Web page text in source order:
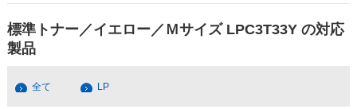
標準トナー／イエロー／Ｍサイズ LPC3T33Y の対応
製品
全て LP